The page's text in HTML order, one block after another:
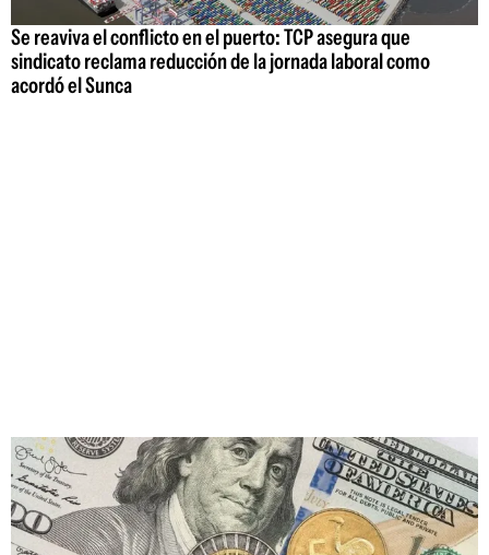
Se reaviva el conflicto en el puerto: TCP asegura que
sindicato reclama reducción de la jornada laboral como
acordó el Sunca